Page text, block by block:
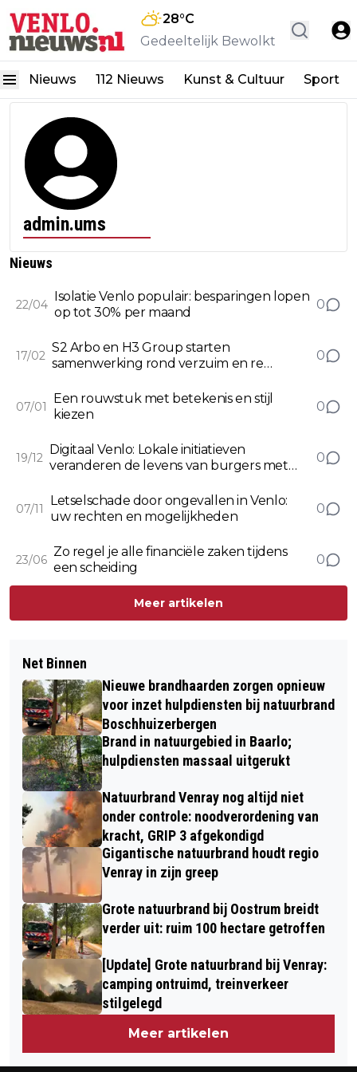
28°C
Gedeeltelijk Bewolkt
Nieuws 112 Nieuws Kunst & Cultuur Sport
admin.ums
Nieuws
22/04
Isolatie Venlo populair: besparingen lopen
op tot 30% per maand
0
17/02
S2 Arbo en H3 Group starten
samenwerking rond verzuim en re
0
07/01
Een rouwstuk met betekenis en stijl
kiezen
0
19/12
Digitaal Venlo: Lokale initiatieven
veranderen de levens van burgers met
0
07/11
Letselschade door ongevallen in Venlo:
uw rechten en mogelijkheden
0
23/06
Zo regel je alle financiële zaken tijdens
een scheiding
0
Meer artikelen
Net Binnen
Nieuwe brandhaarden zorgen opnieuw
voor inzet hulpdiensten bij natuurbrand
Boschhuizerbergen
Brand in natuurgebied in Baarlo;
hulpdiensten massaal uitgerukt
Natuurbrand Venray nog altijd niet
onder controle: noodverordening van
kracht, GRIP 3 afgekondigd
Gigantische natuurbrand houdt regio
Venray in zijn greep
Grote natuurbrand bij Oostrum breidt
verder uit: ruim 100 hectare getroffen
[Update] Grote natuurbrand bij Venray:
camping ontruimd, treinverkeer
stilgelegd
Meer artikelen